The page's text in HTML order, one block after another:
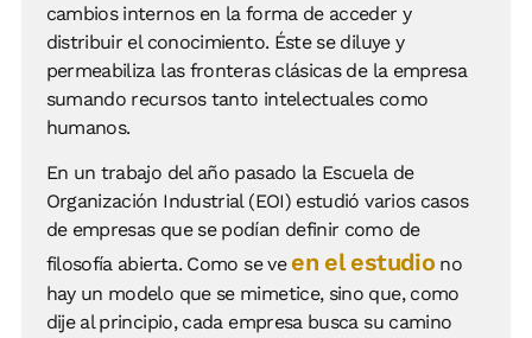
cambios internos en la forma de acceder y
distribuir el conocimiento. Éste se diluye y
permeabiliza las fronteras clásicas de la empresa
sumando recursos tanto intelectuales como
humanos.
En un trabajo del año pasado la Escuela de
Organización Industrial (EOI) estudió varios casos
de empresas que se podían definir como de
filosofía abierta. Como se ve en el estudio no
hay un modelo que se mimetice, sino que, como
dije al principio, cada empresa busca su camino